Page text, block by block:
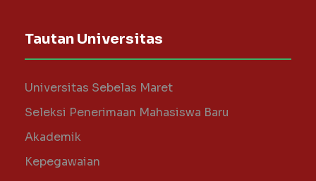
Tautan Universitas
Universitas Sebelas Maret
Seleksi Penerimaan Mahasiswa Baru
Akademik
Kepegawaian